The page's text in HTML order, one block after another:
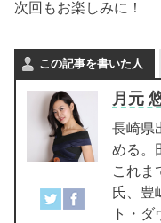
次回もお楽しみに！
この記事を書いた人
月元
長崎県
める。
これま
氏、豊
ト・